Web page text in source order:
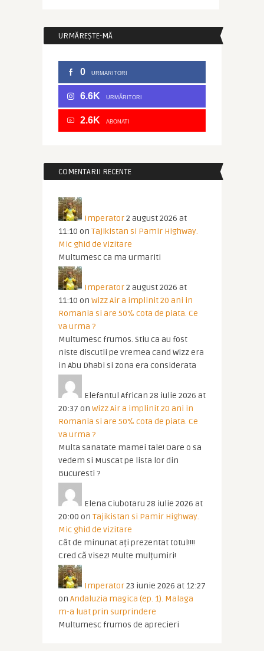
URMĂREȘTE-MĂ
0 URMARITORI
6.6K URMĂRITORI
2.6K ABONATI
COMENTARII RECENTE
Imperator2 august 2026 at
11:10 on Tajikistan si Pamir Highway.
Mic ghid de vizitare
Multumesc ca ma urmariti
Imperator2 august 2026 at
11:10 on Wizz Air a implinit 20 ani in
Romania si are 50% cota de piata. Ce
va urma ?
Multumesc frumos. Stiu ca au fost
niste discutii pe vremea cand Wizz era
in Abu Dhabi si zona era considerata
Elefantul African 28 iulie 2026 at
20:37 on Wizz Air a implinit 20 ani in
Romania si are 50% cota de piata. Ce
va urma ?
Multa sanatate mamei tale! Oare o sa
vedem si Muscat pe lista lor din
Bucuresti ?
Elena Ciubotaru 28 iulie 2026 at
20:00 on Tajikistan si Pamir Highway.
Mic ghid de vizitare
Cât de minunat ați prezentat totul!!!!
Cred că visez! Multe mulțumiri!
Imperator23 iunie 2026 at 12:27
on Andaluzia magica (ep. 1). Malaga
m-a luat prin surprindere
Multumesc frumos de aprecieri